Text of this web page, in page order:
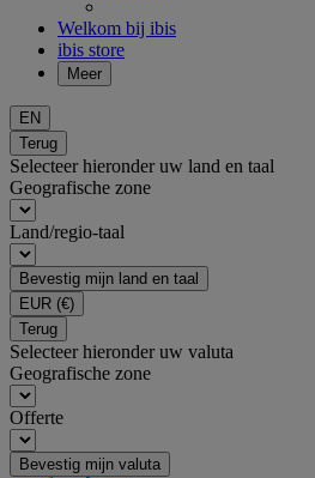
Welkom bij ibis
ibis store
Meer
EN
Terug
Selecteer hieronder uw land en taal
Geografische zone
Land/regio-taal
Bevestig mijn land en taal
EUR (€)
Terug
Selecteer hieronder uw valuta
Geografische zone
Offerte
Bevestig mijn valuta